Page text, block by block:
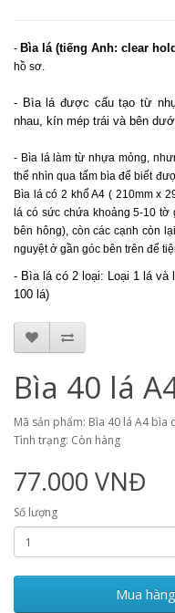
- Bìa lá (tiếng Anh: clear
hồ sơ.
- Bìa lá được cấu tạo từ
nhau, kín mép trái và bên
- ​Bìa lá làm từ nhựa mỏng,
thể nhìn qua tấm bìa để biết
Bìa lá có 2 khổ A4 ( 210mm x
lá có sức chứa khoảng 5-10
bên hông), còn các cạnh còn
nguyệt ở gần góc bên trên để
- Bìa lá có 2 loại: Loại 1 lá và
100 lá)
Bìa 40 lá
Mã sản phẩm: Bìa 40 lá A4 bìa
Tình trạng: Còn hàng
77.000 VNĐ
Số lượng
Mua hàng